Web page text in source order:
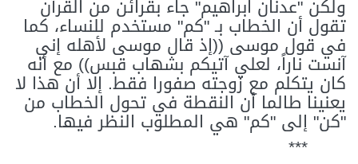
ولكن "عدنان ابراهيم" جاء بقرائن من القرآن
تقول أن الخطاب بـ "كم" مستخدم للنساء، كما
في قول موسى ((إذ قال موسى لأهله إني
آنست ناراً، لعلي آتيكم بشهاب قبس)) مع أنه
كان يتكلم مع زوجته صفورا فقط. إلا أن هذا لا
يعنينا طالما أن النقطة في تحول الخطاب من
"كن" إلى "كم" هي المطلوب النظر فيها.
***